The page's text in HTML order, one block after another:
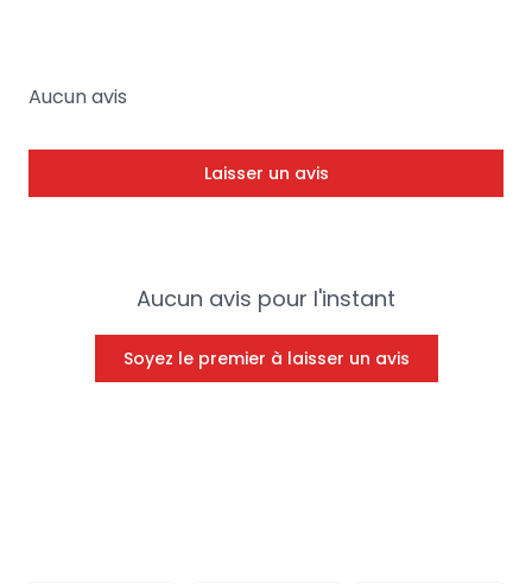
Aucun avis pour l'instant
Soyez le premier à laisser un avis
Aucun avis
Laisser un avis